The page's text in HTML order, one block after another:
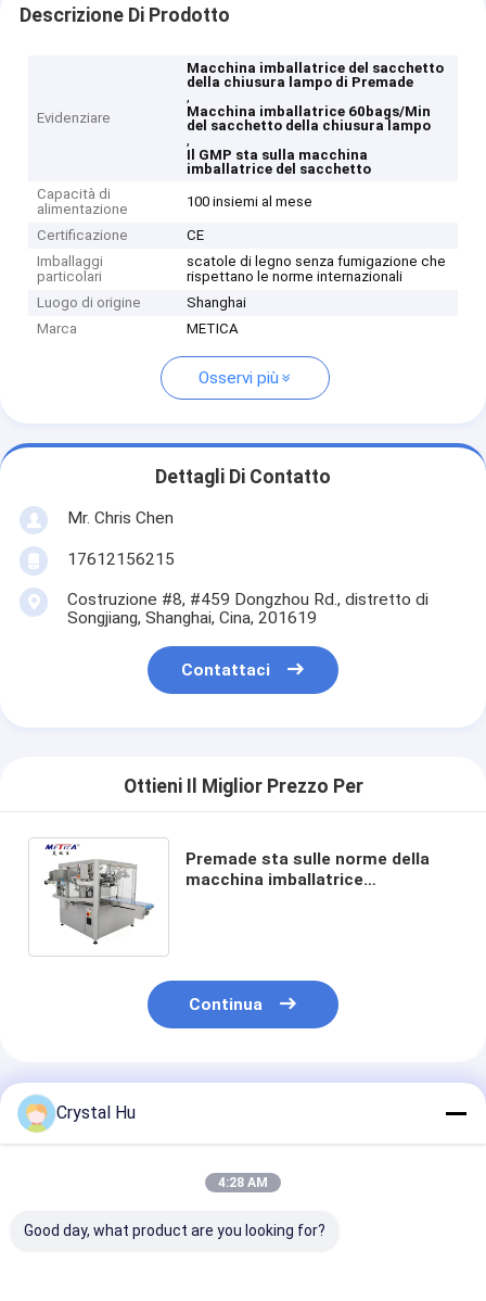
Descrizione Di Prodotto
Evidenziare
Macchina imballatrice del sacchetto
della chiusura lampo di Premade
,
Macchina imballatrice 60bags/Min
del sacchetto della chiusura lampo
,
Il GMP sta sulla macchina
imballatrice del sacchetto
Capacità di
alimentazione
100 insiemi al mese
Certificazione
CE
Imballaggi
particolari
scatole di legno senza fumigazione che
rispettano le norme internazionali
Luogo di origine
Shanghai
Marca
METICA
Osservi più
Dettagli Di Contatto
Mr. Chris Chen
17612156215
Costruzione #8, #459 Dongzhou Rd., distretto di
Songjiang, Shanghai, Cina, 201619
Contattaci
Ottieni Il Miglior Prezzo Per
Premade sta sulle norme della
macchina imballatrice
Continua
Prodotti Raccomandati
Crystal Hu
4:28 AM
Good day, what product are you looking for?